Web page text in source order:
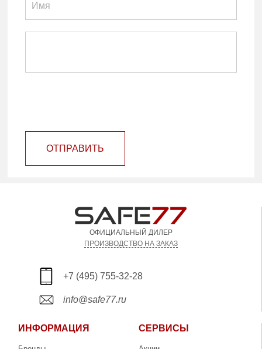
ОТПРАВИТЬ
ОФИЦИАЛЬНЫЙ ДИЛЕР
ПРОИЗВОДСТВО НА ЗАКАЗ
+7 (495) 755-32-28
info@safe77.ru
ИНФОРМАЦИЯ СЕРВИСЫ